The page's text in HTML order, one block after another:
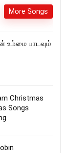
More Songs
உம்மை பாடவும்
Christmas
Songs